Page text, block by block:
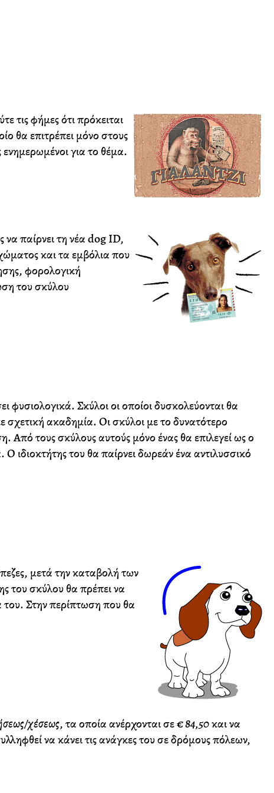
τις φήμες ότι πρόκειται
θα επιτρέπει μόνο στους
ενημερωμένοι για το θέμα.
παίρνει τη νέα dog ID,
και τα εμβόλια που
φορολογική
του σκύλου
φυσιολογικά. Σκύλοι οι οποίοι δυσκολεύονται θα
σχετική ακαδημία. Οι σκύλοι με το δυνατότερο
τους σκύλους αυτούς μόνο ένας θα επιλεγεί ως ο
Ο ιδιοκτήτης του θα παίρνει δωρεάν ένα αντιλυσσικό
μετά την καταβολή των
του σκύλου θα πρέπει να
του. Στην περίπτωση που θα
χέσεως, τα οποία ανέρχονται σε € 84,50 και να
να κάνει τις ανάγκες του σε δρόμους πόλεων,